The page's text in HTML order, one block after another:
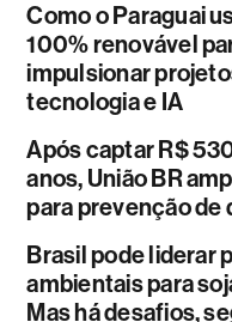
Como o Paraguai
100% renovável
impulsionar
tecnologia e IA
Após captar R$
anos, União BR
para prevenção de
Brasil pode liderar
ambientais para
Mas há desafios,